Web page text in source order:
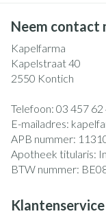
Neem contact
Kapelfarma
Kapelstraat 40
2550 Kontich
Telefoon: 03 457 62
E-mailadres:
APB nummer:
Apotheek titularis:
BTW nummer:
Klantenservice